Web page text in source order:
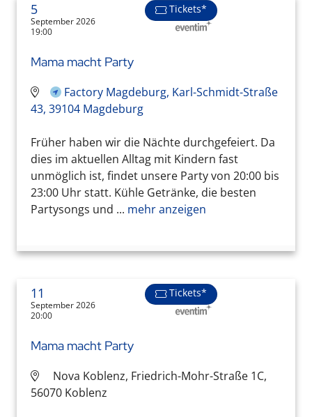
5
September 2026
19:00
Tickets*
Mama macht Party
Factory Magdeburg, Karl-Schmidt-Straße
43, 39104 Magdeburg
Früher haben wir die Nächte durchgefeiert. Da
dies im aktuellen Alltag mit Kindern fast
unmöglich ist, findet unsere Party von 20:00 bis
23:00 Uhr statt. Kühle Getränke, die besten
Partysongs und ... mehr anzeigen
11
September 2026
20:00
Tickets*
Mama macht Party
Nova Koblenz, Friedrich-Mohr-Straße 1C,
56070 Koblenz